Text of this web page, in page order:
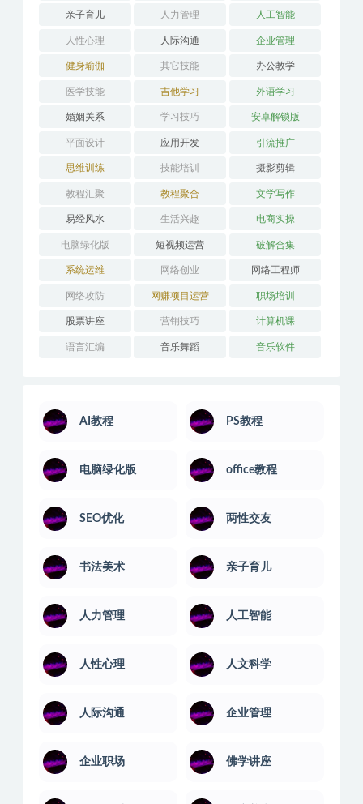
亲子育儿 人力管理 人工智能
人性心理 人际沟通 企业管理
健身瑜伽 其它技能 办公教学
医学技能 吉他学习 外语学习
婚姻关系 学习技巧 安卓解锁版
平面设计 应用开发 引流推广
思维训练 技能培训 摄影剪辑
教程汇聚 教程聚合 文学写作
易经风水 生活兴趣 电商实操
电脑绿化版 短视频运营 破解合集
系统运维 网络创业 网络工程师
网络攻防 网赚项目运营 职场培训
股票讲座 营销技巧 计算机课
语言汇编 音乐舞蹈 音乐软件
AI教程 PS教程
电脑绿化版 office教程
SEO优化 两性交友
书法美术 亲子育儿
人力管理 人工智能
人性心理 人文科学
人际沟通 企业管理
企业职场 佛学讲座